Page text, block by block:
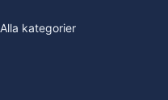
Alla kategorier